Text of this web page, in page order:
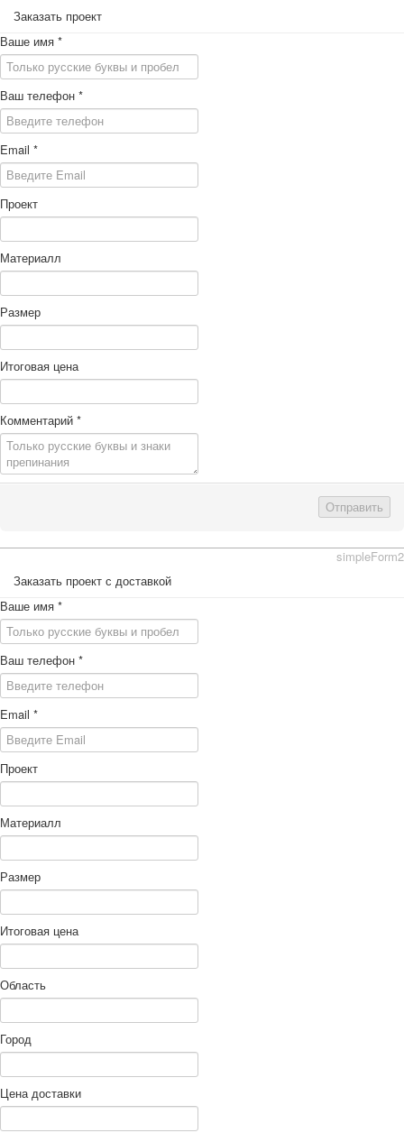
Заказать проект
Ваше имя *
Ваш телефон *
Email *
Проект
Материалл
Размер
Итоговая цена
Комментарий *
Отправить
simpleForm2
Заказать проект с доставкой
Ваше имя *
Ваш телефон *
Email *
Проект
Материалл
Размер
Итоговая цена
Область
Город
Цена доставки